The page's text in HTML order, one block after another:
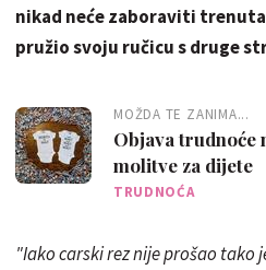
nikad neće zaboraviti
pružio svoju ručicu s druge
MOŽDA TE ZANIMA...
Objava trudnoće
molitve za dijete
TRUDNOĆA
"Iako carski rez nije prošao tako